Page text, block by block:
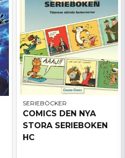
SERIEBÖCKER
COMICS DEN NYA
STORA SERIEBOKEN
HC